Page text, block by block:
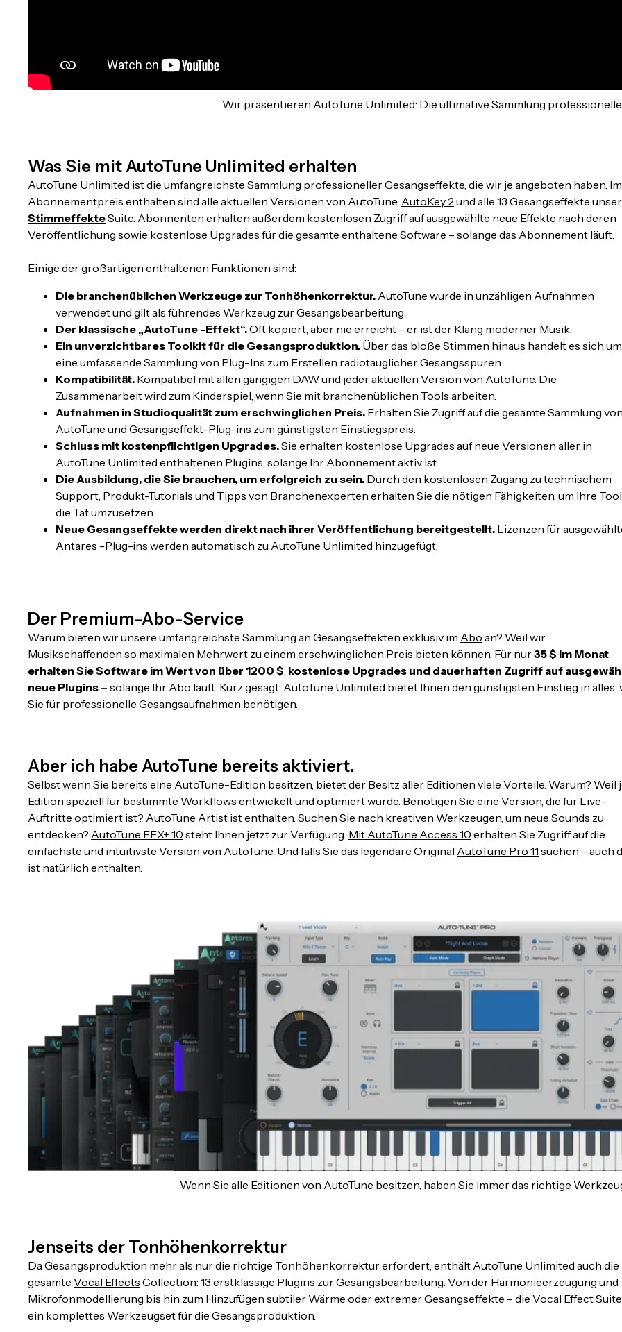
Wir präsentieren AutoTune Unlimited: Die ultimative Sammlung
Was Sie mit AutoTune Unlimited erhalten
AutoTune Unlimited ist die umfangreichste Sammlung professioneller Gesangseffekte, die wir je angeboten haben. Im
Abonnementpreis enthalten sind alle aktuellen Versionen von AutoTune, AutoKey 2 und alle 13 Gesangseffekte
StimmeffekteSuite. Abonnenten erhalten außerdem kostenlosen Zugriff auf ausgewählte neue Effekte nach deren
Veröffentlichung sowie kostenlose Upgrades für die gesamte enthaltene Software – solange das Abonnement läuft.
Einige der großartigen enthaltenen Funktionen sind:
Die branchenüblichen Werkzeuge zur Tonhöhenkorrektur. AutoTune wurde in unzähligen Aufnahmen
verwendet und gilt als führendes Werkzeug zur Gesangsbearbeitung.
Der klassische „AutoTune -Effekt“.Oft kopiert, aber nie erreicht – er ist der Klang moderner Musik.
Ein unverzichtbares Toolkit für die Gesangsproduktion. Über das bloße Stimmen hinaus handelt es sich um
eine umfassende Sammlung von Plug-Ins zum Erstellen radiotauglicher Gesangsspuren.
Kompatibilität. Kompatibel mit allen gängigen DAW und jeder aktuellen Version von AutoTune. Die
Zusammenarbeit wird zum Kinderspiel, wenn Sie mit branchenüblichen Tools arbeiten.
Aufnahmen in Studioqualität zum erschwinglichen Preis. Erhalten Sie Zugriff auf die gesamte Sammlung von
AutoTune und Gesangseffekt-Plug-ins zum günstigsten Einstiegspreis.
Schluss mit kostenpflichtigen Upgrades.Sie erhalten kostenlose Upgrades auf neue Versionen aller in
AutoTune Unlimited enthaltenen Plugins, solange Ihr Abonnement aktiv ist.
Die Ausbildung, die Sie brauchen, um erfolgreich zu sein. Durch den kostenlosen Zugang zu technischem
Support, Produkt-Tutorials und Tipps von Branchenexperten erhalten Sie die nötigen Fähigkeiten, um Ihre
die Tat umzusetzen.
Neue Gesangseffekte werden direkt nach ihrer Veröffentlichung bereitgestellt. Lizenzen für
Antares -Plug-ins werden automatisch zu AutoTune Unlimited hinzugefügt.
Der Premium-Abo-Service
Warum bieten wir unsere umfangreichste Sammlung an Gesangseffekten exklusiv im Abo an? Weil wir
Musikschaffenden so maximalen Mehrwert zu einem erschwinglichen Preis bieten können. Für nur35 $ im Monat
erhalten Sie Software im Wert von über 1200 $ kostenlose Upgrades und dauerhaften Zugriff auf
neue Plugins – solange Ihr Abo läuft. Kurz gesagt: AutoTune Unlimited bietet Ihnen den günstigsten Einstieg in alles,
Sie für professionelle Gesangsaufnahmen benötigen.
Aber ich habe AutoTune bereits aktiviert.
Selbst wenn Sie bereits eine AutoTune-Edition besitzen, bietet der Besitz aller Editionen viele Vorteile. Warum? Weil
Edition speziell für bestimmte Workflows entwickelt und optimiert wurde. Benötigen Sie eine Version, die für Live-
Auftritte optimiert ist? AutoTune Artist ist enthalten. Suchen Sie nach kreativen Werkzeugen, um neue Sounds zu
entdecken? AutoTune EFX+ 10 steht Ihnen jetzt zur Verfügung. Mit AutoTune Access 10 erhalten Sie Zugriff auf die
einfachste und intuitivste Version von AutoTune. Und falls Sie das legendäre Original AutoTune Pro 11 suchen – auch
ist natürlich enthalten.
Wenn Sie alle Editionen von AutoTune besitzen, haben Sie immer das richtige
Jenseits der Tonhöhenkorrektur
Da Gesangsproduktion mehr als nur die richtige Tonhöhenkorrektur erfordert, enthält AutoTune Unlimited auch die
gesamte Vocal Effects Collection: 13 erstklassige Plugins zur Gesangsbearbeitung. Von der Harmonieerzeugung und
Mikrofonmodellierung bis hin zum Hinzufügen subtiler Wärme oder extremer Gesangseffekte – die Vocal Effect
ein komplettes Werkzeugset für die Gesangsproduktion.